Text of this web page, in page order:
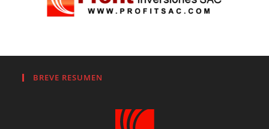
BREVE RESUMEN